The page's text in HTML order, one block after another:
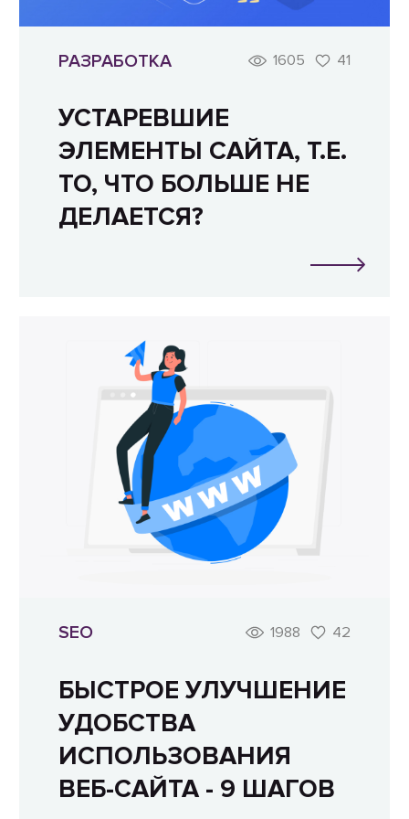
РАЗРАБОТКА 1605 41
УСТАРЕВШИЕ
ЭЛЕМЕНТЫ САЙТА, Т.Е.
ТО, ЧТО БОЛЬШЕ НЕ
ДЕЛАЕТСЯ?
SEO 1988 42
БЫСТРОЕ УЛУЧШЕНИЕ
УДОБСТВА
ИСПОЛЬЗОВАНИЯ
ВЕБ-САЙТА - 9 ШАГОВ